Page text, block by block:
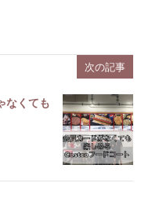
次の記事
なくても